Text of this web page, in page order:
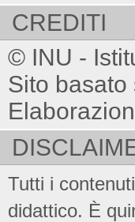
CREDITI
© INU -
Sito basato
Tutti i
didattico. È